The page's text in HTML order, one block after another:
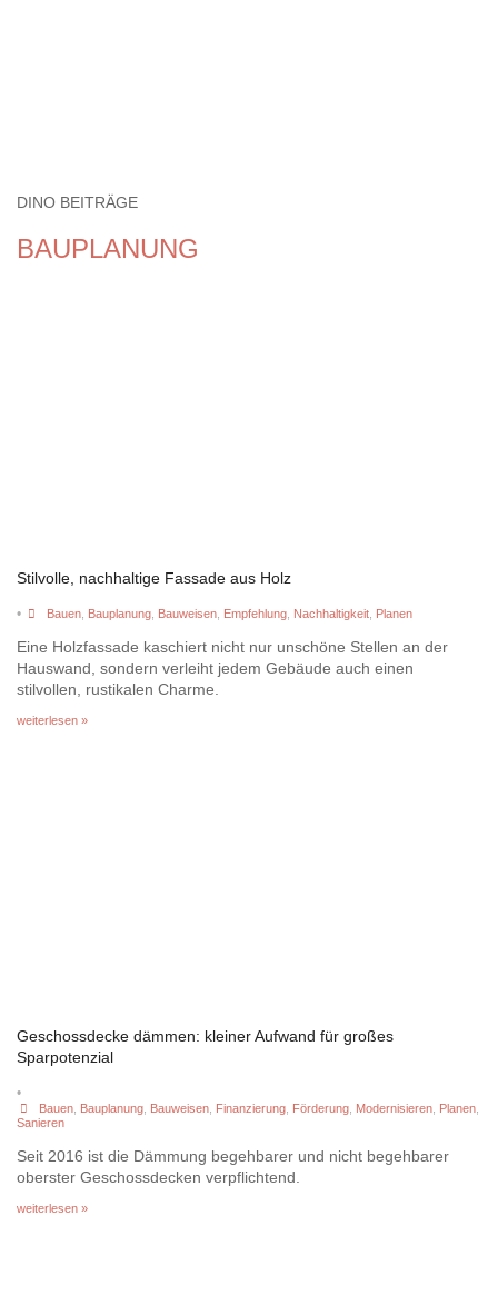
DINO BEITRÄGE
BAUPLANUNG
Stilvolle, nachhaltige Fassade aus Holz
• Bauen, Bauplanung, Bauweisen, Empfehlung, Nachhaltigkeit, Planen
Eine Holzfassade kaschiert nicht nur unschöne Stellen an der
Hauswand, sondern verleiht jedem Gebäude auch einen
stilvollen, rustikalen Charme.
weiterlesen »
Geschossdecke dämmen: kleiner Aufwand für großes
Sparpotenzial
•
Bauen, Bauplanung, Bauweisen, Finanzierung, Förderung, Modernisieren, Planen,
Sanieren
Seit 2016 ist die Dämmung begehbarer und nicht begehbarer
oberster Geschossdecken verpflichtend.
weiterlesen »